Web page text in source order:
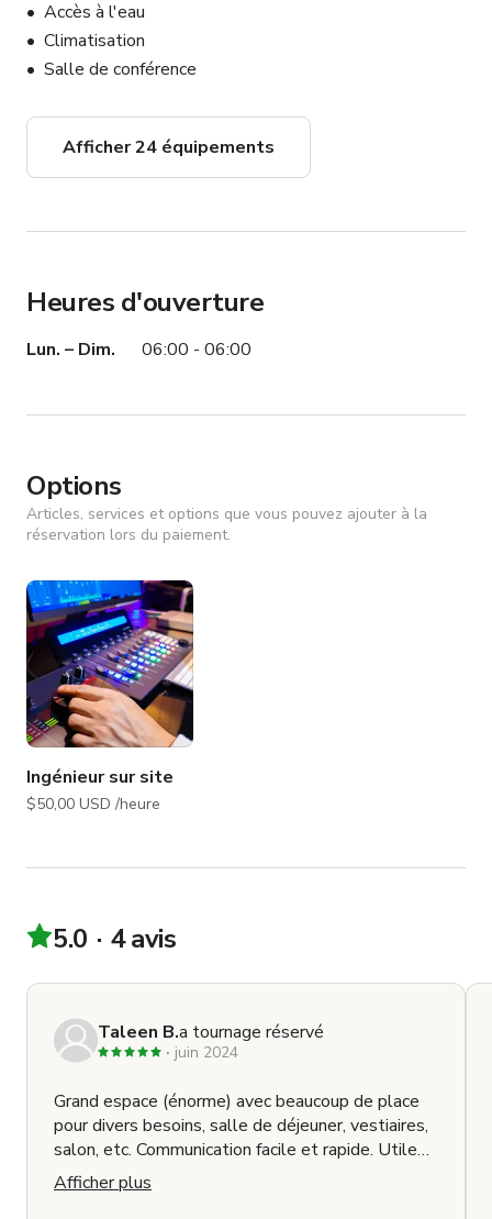
Accès à l'eau
Climatisation
Salle de conférence
Afficher 24 équipements
Heures d'ouverture
Lun. – Dim. 06:00 - 06:00
Options
Articles, services et options que vous pouvez ajouter à la
réservation lors du paiement.
Ingénieur sur site
$50,00 USD /heure
5.0 4 avis
Taleen B.a tournage réservé
juin 2024
Grand espace (énorme) avec beaucoup de place
pour divers besoins, salle de déjeuner, vestiaires,
salon, etc. Communication facile et rapide. Utile
sur place à l'arrivée et pendant le tournage.
Afficher plus